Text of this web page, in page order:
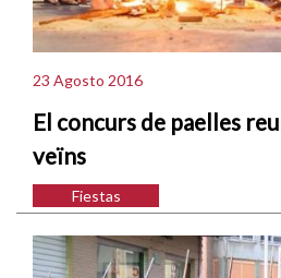
23 Agosto 2016
El concurs de paelles
veïns
Fiestas